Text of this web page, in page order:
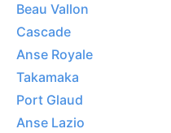
Beau Vallon
Cascade
Anse Royale
Takamaka
Port Glaud
Anse Lazio